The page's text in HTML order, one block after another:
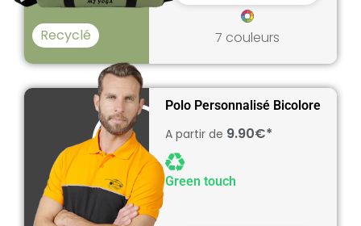
Recyclé 7 couleurs
Polo Personnalisé Bicolore
A partir de 9.90€*
Green touch